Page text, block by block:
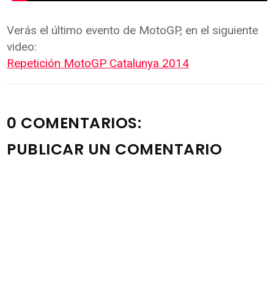
Verás el último evento de MotoGP, en el siguiente
video:
Repetición MotoGP Catalunya 2014
0 COMENTARIOS:
PUBLICAR UN COMENTARIO